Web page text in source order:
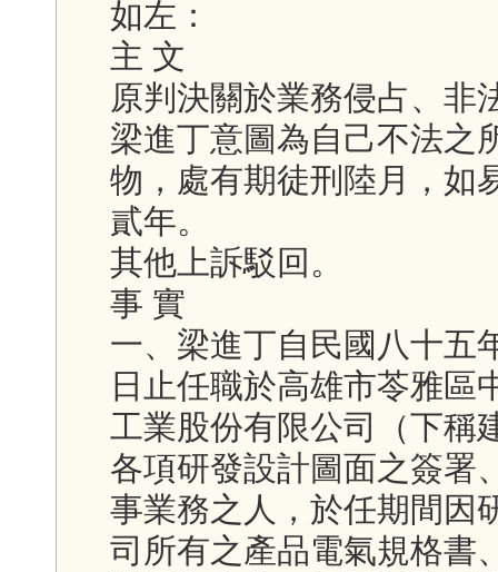
如左：
主 文
原判決關於業務侵占、非
梁進丁意圖為自己不法之
物，處有期徒刑陸月，如
貳年。
其他上訴駁回。
事 實
一、梁進丁自民國八十五
日止任職於高雄市苓雅區
工業股份有限公司（下稱
各項研發設計圖面之簽署
事業務之人，於任期間因
司所有之產品電氣規格書